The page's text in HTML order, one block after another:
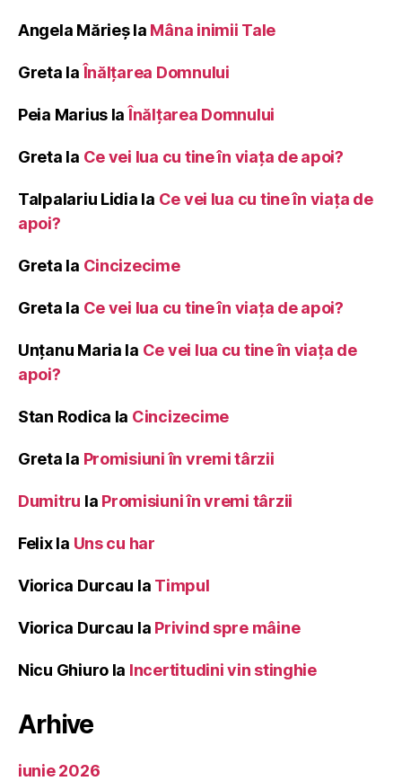
Angela Mărieșla Mâna inimii Tale
Greta laÎnălţarea Domnului
Peia Marius laÎnălţarea Domnului
Greta la Ce vei lua cu tine în viața de apoi?
Talpalariu Lidia la Ce vei lua cu tine în viața de
apoi?
Greta la Cincizecime
Greta la Ce vei lua cu tine în viața de apoi?
Unțanu Maria la Ce vei lua cu tine în viața de
apoi?
Stan Rodica la Cincizecime
Greta la Promisiuni în vremi târzii
Dumitru la Promisiuni în vremi târzii
Felixla Uns cu har
Viorica Durcau la Timpul
Viorica Durcau la Privind spre mâine
Nicu Ghiuro la Incertitudini vin stinghie
Arhive
iunie 2026